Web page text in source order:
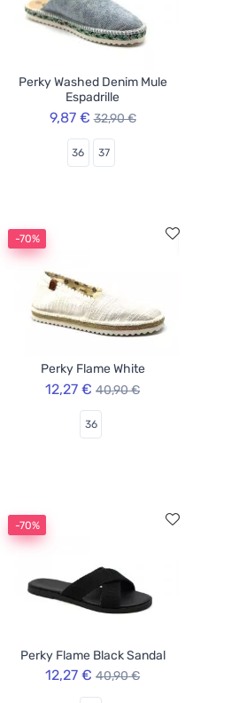
Perky Washed Denim Mule
Espadrille
9,87 € 32,90 €
36 37
-70%
Perky Flame White
12,27 € 40,90 €
36
-70%
Perky Flame Black Sandal
12,27 € 40,90 €